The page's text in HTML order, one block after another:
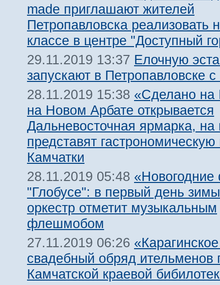
made приглашают жителей
Петропавловска реализовать
классе в центре "Доступный
29.11.2019 13:37 Елочную
запускают в Петропавловске
28.11.2019 15:38 «Сделано на
на Новом Арбате открывается
Дальневосточная ярмарка, на
представят
Камчатки
28.11.2019 05:48
"Глобусе": в первый день
оркестр отметит музыкальным
флешмобом
27.11.2019 06:26
свадебный обряд ительменов
Камчатской краевой